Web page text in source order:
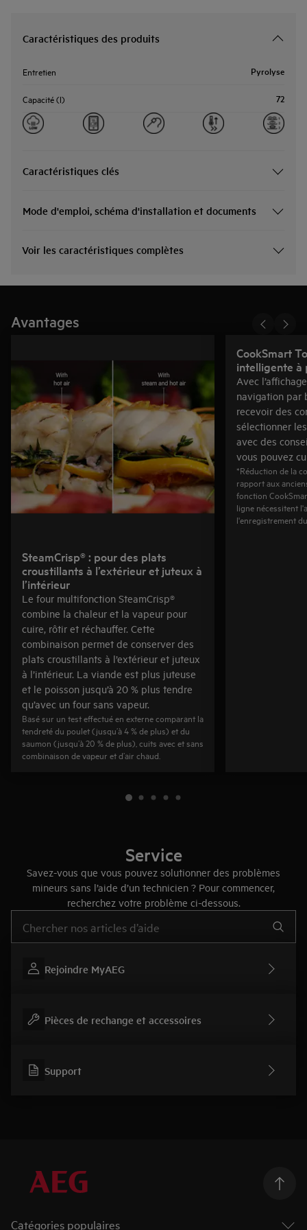
Caractéristiques des produits
Entretien Pyrolyse
Capacité (l) 72
Caractéristiques clés
Mode d'emploi, schéma d'installation et documents
Voir les caractéristiques complètes
Avantages
SteamCrisp® : pour des plats
croustillants à l’extérieur et juteux à
l’intérieur
Le four multifonction SteamCrisp®
combine la chaleur et la vapeur pour
cuire, rôtir et réchauffer. Cette
combinaison permet de conserver des
plats croustillants à l’extérieur et juteux
à l’intérieur. La viande est plus juteuse
et le poisson jusqu’à 20 % plus tendre
qu’avec un four sans vapeur.
Basé sur un test effectué en externe comparant la
tendreté du poulet (jusqu’à 4 % de plus) et du
saumon (jusqu’à 20 % de plus), cuits avec et sans
combinaison de vapeur et d’air chaud.
CookSmart
intelligente à
Avec
navigation par
recevoir des
sélectionner
avec des
vous pouvez
*Réduction de la
rapport aux
fonction
ligne nécessitent
l'enregistrement
Service
Savez-vous que vous pouvez solutionner des problèmes
mineurs sans l’aide d’un technicien ? Pour commencer,
recherchez votre problème ci-dessous.
Rejoindre MyAEG
Pièces de rechange et accessoires
Support
Catégories populaires